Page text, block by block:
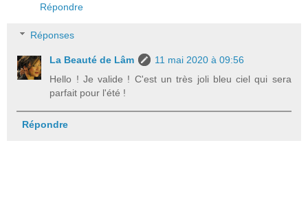
Répondre
Réponses
La Beauté de Lâm
11 mai 2020 à 09:56
Hello ! Je valide ! C'est un très joli bleu ciel qui sera
parfait pour l'été !
Répondre